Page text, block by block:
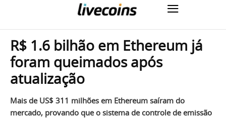
R$ 1.6 bilhão em Ethereum já
foram queimados após
atualização
Mais de US$ 311 milhões em Ethereum saíram do
mercado, provando que o sistema de controle de emissão